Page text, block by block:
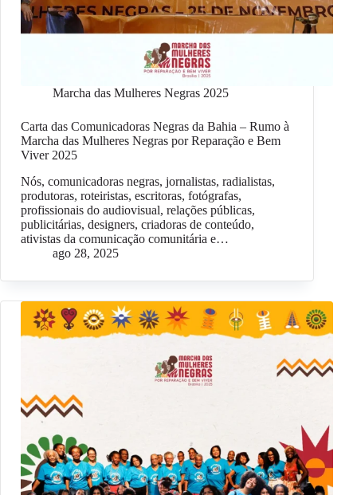
Marcha das Mulheres Negras 2025
Carta das Comunicadoras Negras da Bahia – Rumo à
Marcha das Mulheres Negras por Reparação e Bem
Viver 2025
Nós, comunicadoras negras, jornalistas, radialistas,
produtoras, roteiristas, escritoras, fotógrafas,
profissionais do audiovisual, relações públicas,
publicitárias, designers, criadoras de conteúdo,
ativistas da comunicação comunitária e…
ago 28, 2025